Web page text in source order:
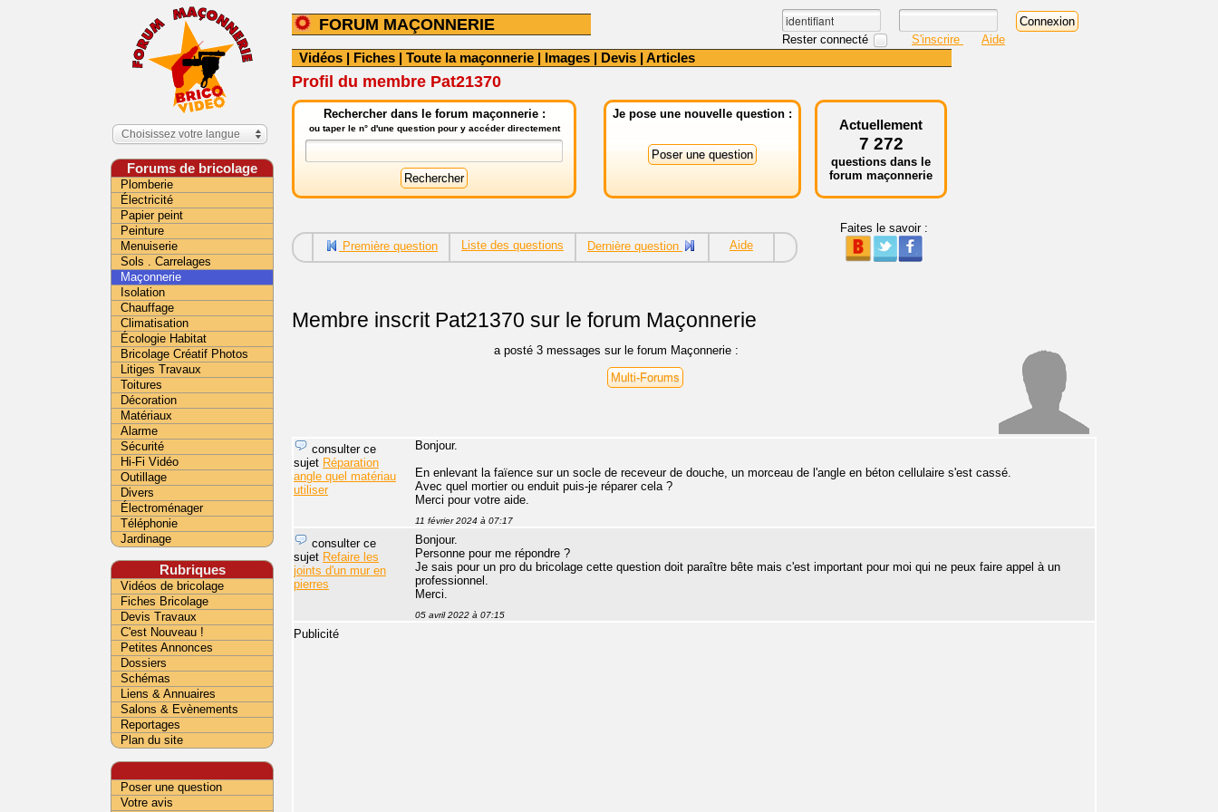
FORUM MAÇONNERIE
Rester connecté S'inscrire Aide
Vidéos | Fiches | Toute la maçonnerie | Images | Devis | Articles
Profil du membre Pat21370
Rechercher dans le forum maçonnerie :
ou taper le n° d'une question pour y accéder directement
Je pose une nouvelle question :
Actuellement
7 272
questions dans le
forum maçonnerie
Première question Liste des questions Dernière question Aide
Faites le savoir :
Membre inscritPat21370 sur le forum Maçonnerie
a posté 3 messages sur le forum Maçonnerie :
Multi-Forums
Bonjour.
En enlevant la faïence sur un socle de receveur de douche, un morceau de l'angle en béton cellulaire s'est cassé.
Avec quel mortier ou enduit puis-je réparer cela ?
Merci pour votre aide.
11 février 2024 à 07:17
consulter ce
sujet Réparation
angle quel matériau
utiliser
Bonjour.
Personne pour me répondre ?
Je sais pour un pro du bricolage cette question doit paraître bête mais c'est important pour moi qui ne peux faire appel à un
professionnel.
Merci.
05 avril 2022 à 07:15
consulter ce
sujet Refaire les
joints d'un mur en
pierres
Publicité
Choisissez votre langue
Forums de bricolage
Plomberie
Électricité
Papier peint
Peinture
Menuiserie
Sols . Carrelages
Maçonnerie
Isolation
Chauffage
Climatisation
Écologie Habitat
Bricolage Créatif Photos
Litiges Travaux
Toitures
Décoration
Matériaux
Alarme
Sécurité
Hi-Fi Vidéo
Outillage
Divers
Électroménager
Téléphonie
Jardinage
Rubriques
Vidéos de bricolage
Fiches Bricolage
Devis Travaux
C'est Nouveau !
Petites Annonces
Dossiers
Schémas
Liens & Annuaires
Salons & Evènements
Reportages
Plan du site
Poser une question
Votre avis